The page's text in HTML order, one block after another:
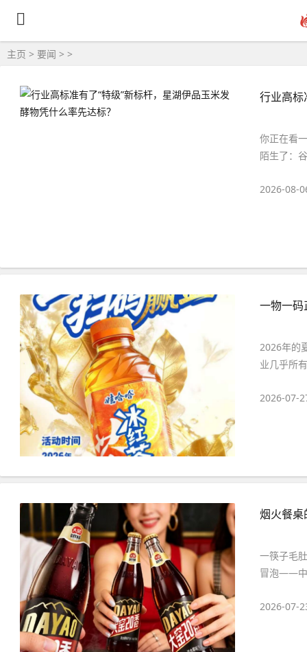
主页 > 要闻 > >
行业高标
你正在看
陌生了：
2026-08-
一物一码
2026年的
业几乎所
2026-07-
烟火餐
一筷子毛
冒泡——中
2026-07-